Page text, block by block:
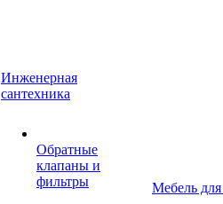
Инженерная
сантехника
Обратные
клапаны и
фильтры
Мебель